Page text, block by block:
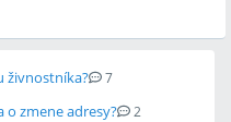
živnostníka? 7
zmene adresy? 2